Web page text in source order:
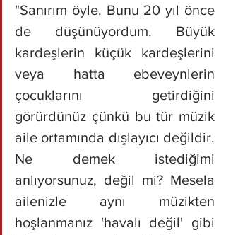
"Sanırım öyle. Bunu 20 yıl önce
de düşünüyordum. Büyük
kardeşlerin küçük kardeşlerini
veya hatta ebeveynlerin
çocuklarını getirdiğini
görürdünüz çünkü bu tür müzik
aile ortamında dışlayıcı değildir.
Ne demek istediğimi
anlıyorsunuz, değil mi? Mesela
ailenizle aynı müzikten
hoşlanmanız 'havalı değil' gibi